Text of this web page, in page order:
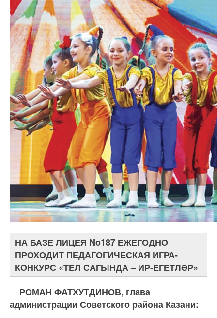
НА БАЗЕ ЛИЦЕЯ No187 ЕЖЕГОДНО
ПРОХОДИТ ПЕДАГОГИЧЕСКАЯ ИГРА-
КОНКУРС «ТЕЛ САГЫНДА – ИР-ЕГЕТЛӘР»
РОМАН ФАТХУТДИНОВ, глава
администрации Советского района Казани: